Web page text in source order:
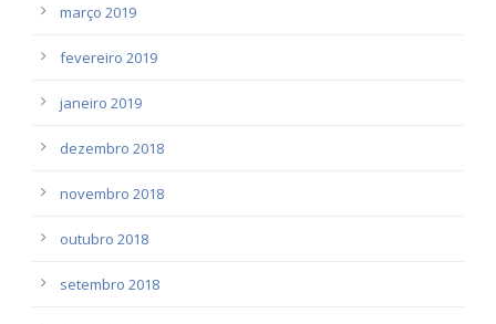
março 2019
fevereiro 2019
janeiro 2019
dezembro 2018
novembro 2018
outubro 2018
setembro 2018